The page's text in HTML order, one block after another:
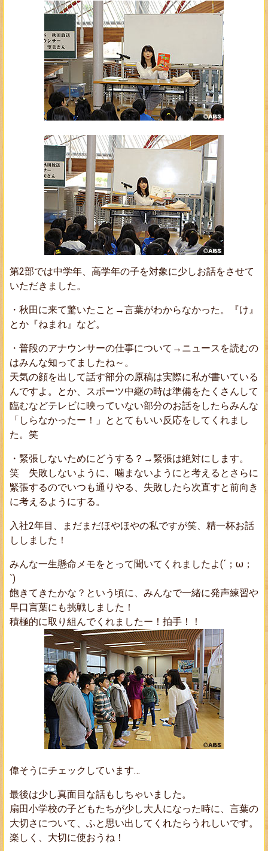
第2部では中学年、高学年の子を対象に少しお話をさせて
いただきました。
・秋田に来て驚いたこと→言葉がわからなかった。『け』
とか『ねまれ』など。
・普段のアナウンサーの仕事について→ニュースを読むの
はみんな知ってましたね～。
天気の顔を出して話す部分の原稿は実際に私が書いている
んですよ。とか、スポーツ中継の時は準備をたくさんして
臨むなどテレビに映っていない部分のお話をしたらみんな
「しらなかったー！」ととてもいい反応をしてくれまし
た。笑
・緊張しないためにどうする？→緊張は絶対にします。
笑 失敗しないように、噛まないようにと考えるとさらに
緊張するのでいつも通りやる、失敗したら次直すと前向き
に考えるようにする。
入社2年目、まだまだほやほやの私ですが笑、精一杯お話
ししました！
みんな一生懸命メモをとって聞いてくれましたよ(´；ω；
`)
飽きてきたかな？という頃に、みんなで一緒に発声練習や
早口言葉にも挑戦しました！
積極的に取り組んでくれましたー！拍手！！
偉そうにチェックしています…
最後は少し真面目な話もしちゃいました。
扇田小学校の子どもたちが少し大人になった時に、言葉の
大切さについて、ふと思い出してくれたらうれしいです。
楽しく、大切に使おうね！